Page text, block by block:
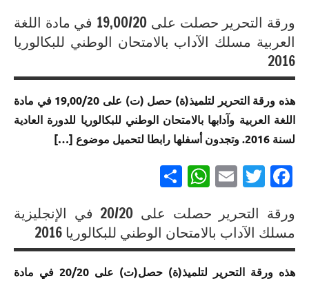
متميزة
الامتحان
الموحد
للبكالوريا
مسلك
الآداب
إنجازات
متميزة
في
الموحد
الوطني
للبكالوريا
المسالك
متميزة
في
الوطني
ورقة التحرير حصلت على 19,00/20 في مادة اللغة
العربية مسلك الآداب بالامتحان الوطني للبكالوريا
2016
هذه ورقة التحرير لتلميذ(ة) حصل (ت) على 19,00/20 في مادة
اللغة العربية وآدابها بالامتحان الوطني للبكالوريا للدورة العادية
لسنة 2016. وتجدون أسفلها رابطا لتحميل موضوع […]
Facebook
Twitter
Email
WhatsApp
إنجازات
الامتحان
ورقة التحرير حصلت على 20/20 في الإنجليزية
مسلك الآداب بالامتحان الوطني للبكالوريا 2016
هذه ورقة التحرير لتلميذ(ة) حصل(ت) على 20/20 في مادة